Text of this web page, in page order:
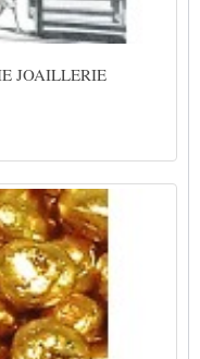
JOAILLERIE